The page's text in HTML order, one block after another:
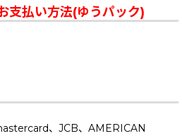
支払い方法(ゆうパック)
、JCB、AMERICAN